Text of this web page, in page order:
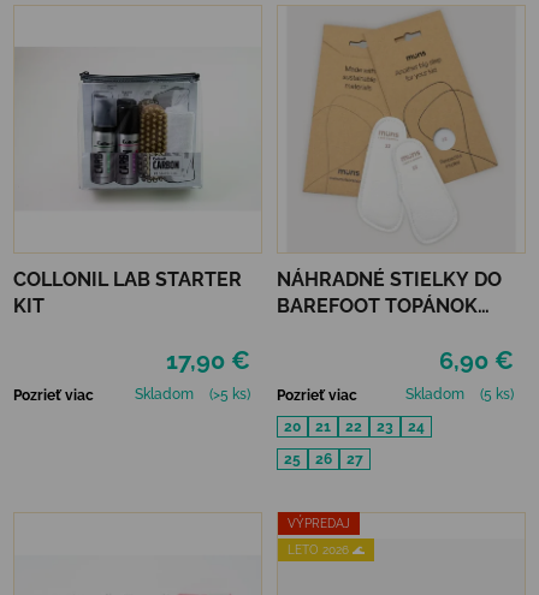
COLLONIL LAB STARTER
KIT
17,90 €
Pozrieť viac Skladom (>5 ks)
NÁHRADNÉ STIELKY DO
BAREFOOT TOPÁNOK
6,90 €
Pozrieť viac Skladom
(5 ks)
20
21 22 23
24
25
26 27
VÝPREDAJ
LETO 2026 🌊